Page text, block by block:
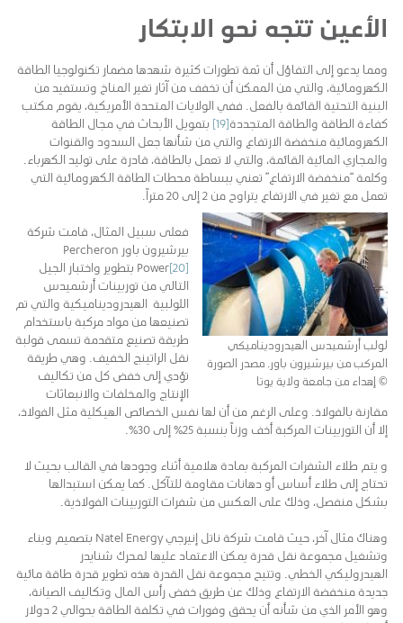
الأعين تتجه نحو الابتكار
ومما يدعو إلى التفاؤل أن ثمة تطورات كثيرة شهدها مضمار تكنولوجيا الطاقة
الكهرومائية، والتي من الممكن أن تخفف من آثار تغير المناخ وتستفيد من
البنية التحتية القائمة بالفعل. ففي الولايات المتحدة الأمريكية، يقوم مكتب
كفاءة الطاقة والطاقة المتجددة[19]
بتمويل الأبحاث في مجال الطاقة
الكهرومائية منخفضة الارتفاع والتي من شأنها جعل السدود والقنوات
والمجاري المائية القائمة، والتي لا تعمل بالطاقة، قادرة على توليد الكهرباء.
وكلمة “منخفضة الارتفاع” تعني ببساطة محطات الطاقة الكهرومائية التي
تعمل مع تغير في الارتفاع يتراوح من 2 إلى 20 متراً.
لولب أرشميدس الهيدروديناميكي
المركب من بيرشيرون باور. مصدر الصورة
© إهداء من جامعة ولاية يوتا
فعلى سبيل المثال، قامت شركة
بيرشيرون باور Percheron
Power[20]
بتطوير واختبار الجيل
التالي من توربينات أرشميدس
اللولبية الهيدروديناميكية والتي تم
تصنيعها من مواد مركبة باستخدام
طريقة تصنيع متقدمة تسمى قولبة
نقل الراتينج الخفيف. وهي طريقة
تؤدي إلى خفض كل من تكاليف
الإنتاج والمخلفات والانبعاثات
مقارنة بالفولاذ. وعلى الرغم من أن لها نفس الخصائص الهيكلية مثل الفولاذ،
إلا أن التوربينات المركبة أخف وزناً بنسبة 25٪ إلى 30٪.
و يتم طلاء الشفرات المركبة بمادة هلامية أثناء وجودها في القالب بحيث لا
تحتاج إلى طلاء أساس أو دهانات مقاومة للتآكل. كما يمكن استبدالها
بشكل منفصل، وذلك على العكس من شفرات التوربينات الفولاذية.
وهناك مثال آخر، حيث قامت شركة ناتل إنيرجي Natel Energy بتصميم وبناء
وتشغيل مجموعة نقل قدرة يمكن الاعتماد عليها لمحرك شنايدر
الهيدروليكي الخطي. وتتيح مجموعة نقل القدرة هذه تطوير قدرة طاقة مائية
جديدة منخفضة الارتفاع وذلك عن طريق خفض رأس المال وتكاليف الصيانة،
وهو الأمر الذي من شأنه أن يحقق وفورات في تكلفة الطاقة بحوالي 2 دولار